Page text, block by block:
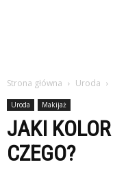
Strona główna Uroda
Uroda Makijaż
JAKI
CZEGO?